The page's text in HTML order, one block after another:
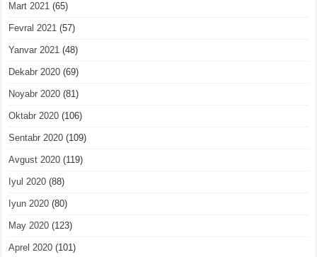
Mart 2021 (65)
Fevral 2021 (57)
Yanvar 2021 (48)
Dekabr 2020 (69)
Noyabr 2020 (81)
Oktabr 2020 (106)
Sentabr 2020 (109)
Avgust 2020 (119)
Iyul 2020 (88)
Iyun 2020 (80)
May 2020 (123)
Aprel 2020 (101)